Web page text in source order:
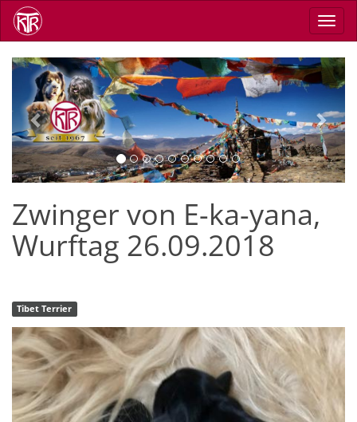
Skip
main
Previous Next
Zwinger von E-ka-yana,
Wurftag 26.09.2018
Tibet Terrier